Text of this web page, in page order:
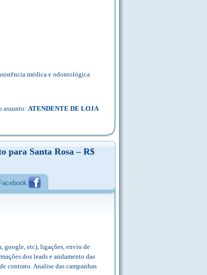
médica e odontológica
assunto: ATENDENTE DE LOJA
para Santa Rosa – R$
google, etc), ligações, envio de
dos leads e andamento das
contrato. Analise das campanhas